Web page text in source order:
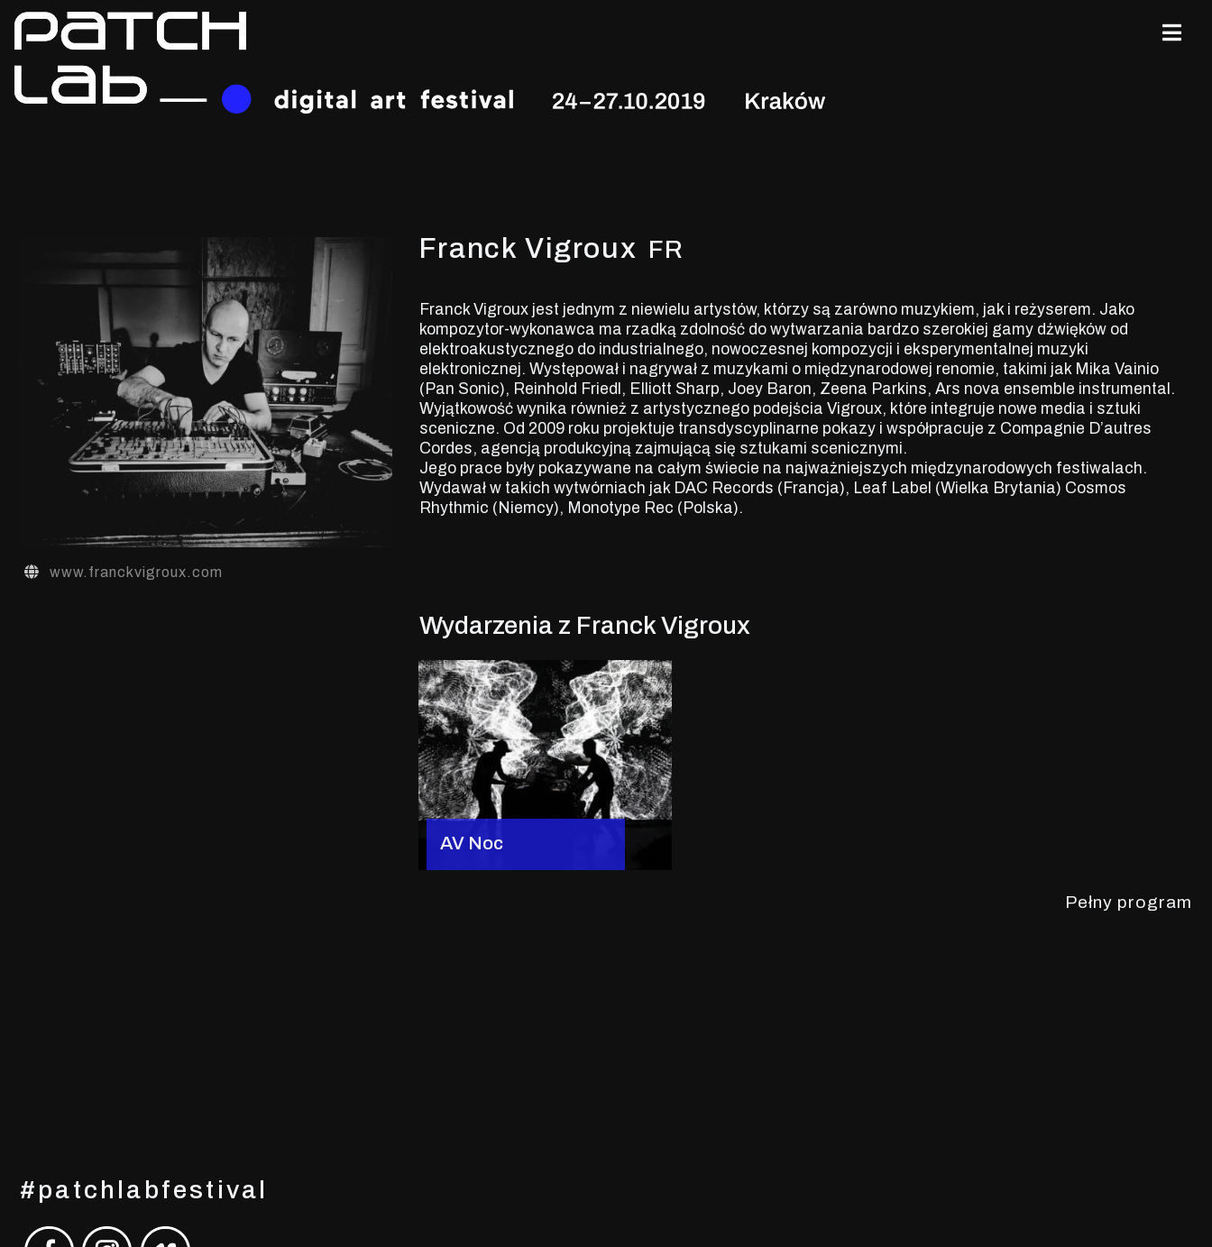
www.franckvigroux.com
Franck Vigroux FR
Franck Vigroux jest jednym z niewielu artystów, którzy są zarówno muzykiem, jak i reżyserem. Jako
kompozytor-wykonawca ma rzadką zdolność do wytwarzania bardzo szerokiej gamy dźwięków od
elektroakustycznego do industrialnego, nowoczesnej kompozycji i eksperymentalnej muzyki
elektronicznej. Występował i nagrywał z muzykami o międzynarodowej renomie, takimi jak Mika Vainio
(Pan Sonic), Reinhold Friedl, Elliott Sharp, Joey Baron, Zeena Parkins, Ars nova ensemble instrumental.
Wyjątkowość wynika również z artystycznego podejścia Vigroux, które integruje nowe media i sztuki
sceniczne. Od 2009 roku projektuje transdyscyplinarne pokazy i współpracuje z Compagnie D’autres
Cordes, agencją produkcyjną zajmującą się sztukami scenicznymi.
Jego prace były pokazywane na całym świecie na najważniejszych międzynarodowych festiwalach.
Wydawał w takich wytwórniach jak DAC Records (Francja), Leaf Label (Wielka Brytania) Cosmos
Rhythmic (Niemcy), Monotype Rec (Polska).
Wydarzenia z Franck Vigroux
AV Noc
Pełny program
#patchlabfestival